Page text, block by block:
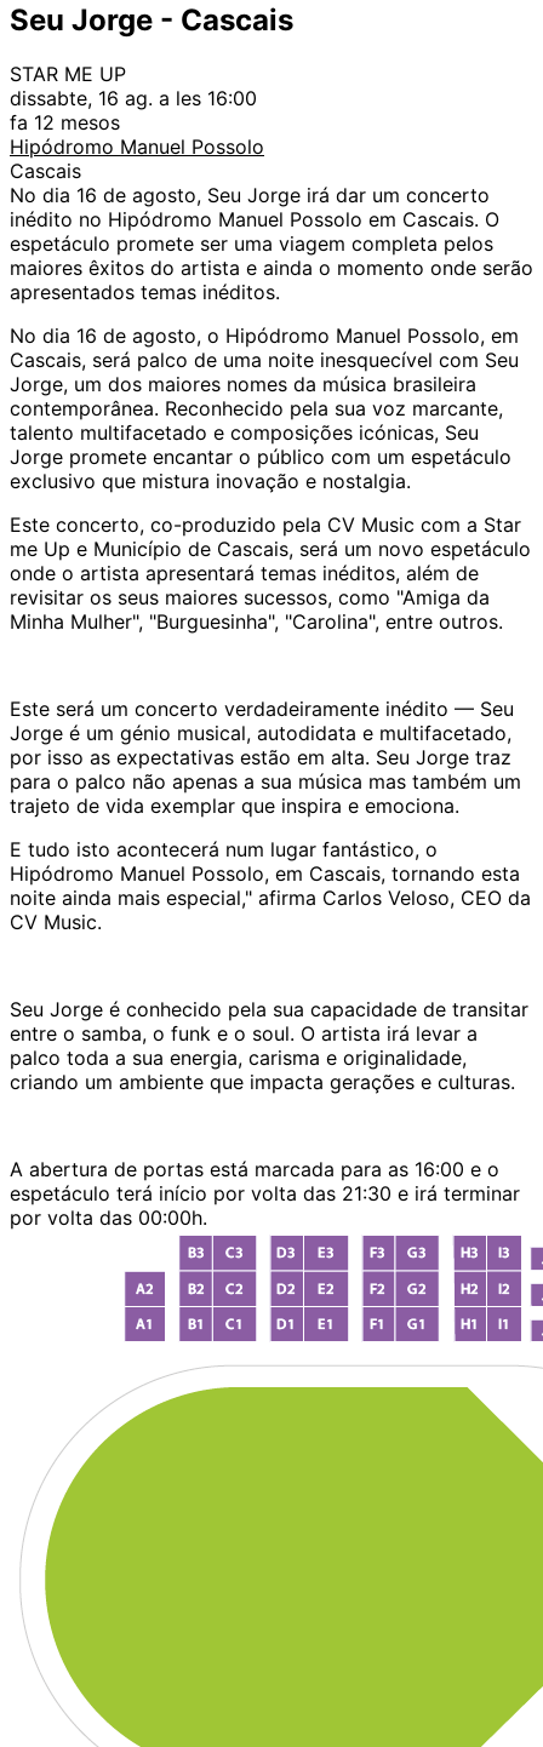
Seu Jorge - Cascais
STAR ME UP
dissabte, 16 ag. a les 16:00
fa 12 mesos
Hipódromo Manuel Possolo
Cascais
No dia 16 de agosto, Seu Jorge irá dar um concerto
inédito no Hipódromo Manuel Possolo em Cascais. O
espetáculo promete ser uma viagem completa pelos
maiores êxitos do artista e ainda o momento onde serão
apresentados temas inéditos.
No dia 16 de agosto, o Hipódromo Manuel Possolo, em
Cascais, será palco de uma noite inesquecível com Seu
Jorge, um dos maiores nomes da música brasileira
contemporânea. Reconhecido pela sua voz marcante,
talento multifacetado e composições icónicas, Seu
Jorge promete encantar o público com um espetáculo
exclusivo que mistura inovação e nostalgia.
Este concerto, co-produzido pela CV Music com a Star
me Up e Município de Cascais, será um novo espetáculo
onde o artista apresentará temas inéditos, além de
revisitar os seus maiores sucessos, como "Amiga da
Minha Mulher", "Burguesinha", "Carolina", entre outros.
Este será um concerto verdadeiramente inédito — Seu
Jorge é um génio musical, autodidata e multifacetado,
por isso as expectativas estão em alta. Seu Jorge traz
para o palco não apenas a sua música mas também um
trajeto de vida exemplar que inspira e emociona.
E tudo isto acontecerá num lugar fantástico, o
Hipódromo Manuel Possolo, em Cascais, tornando esta
noite ainda mais especial," afirma Carlos Veloso, CEO da
CV Music.
Seu Jorge é conhecido pela sua capacidade de transitar
entre o samba, o funk e o soul. O artista irá levar a
palco toda a sua energia, carisma e originalidade,
criando um ambiente que impacta gerações e culturas.
A abertura de portas está marcada para as 16:00 e o
espetáculo terá início por volta das 21:30 e irá terminar
por volta das 00:00h.